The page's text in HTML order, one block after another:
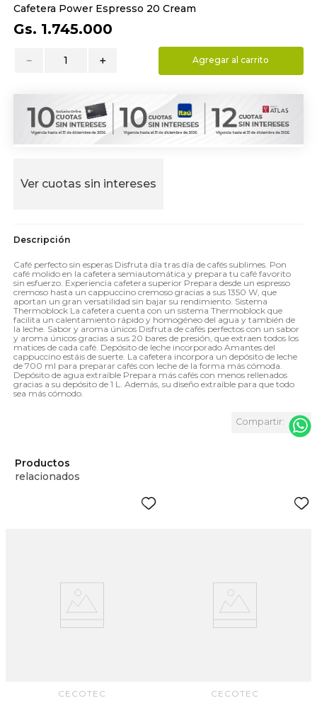
Cafetera Power Espresso 20 Cream
Gs. 1.745.000
＋
－ Agregar al carrito
Ver cuotas sin intereses
Café perfecto sin esperas Disfruta día tras día de cafés sublimes. Pon
café molido en la cafetera semiautomática y prepara tu café favorito
sin esfuerzo. Experiencia cafetera superior Prepara desde un espresso
cremoso hasta un cappuccino cremoso gracias a sus 1350 W, que
aportan un gran versatilidad sin bajar su rendimiento. Sistema
Thermoblock La cafetera cuenta con un sistema Thermoblock que
facilita un calentamiento rápido y homogéneo del agua y también de
la leche. Sabor y aroma únicos Disfruta de cafés perfectos con un sabor
y aroma únicos gracias a sus 20 bares de presión, que extraen todos los
matices de cada café. Depósito de leche incorporado Amantes del
cappuccino estáis de suerte. La cafetera incorpora un depósito de leche
de 700 ml para preparar cafés con leche de la forma más cómoda.
Depósito de agua extraíble Prepara más cafés con menos rellenados
gracias a su depósito de 1 L. Además, su diseño extraíble para que todo
sea más cómodo.
Productos
relacionados
CECOTEC CECOTEC
9.
hydrate